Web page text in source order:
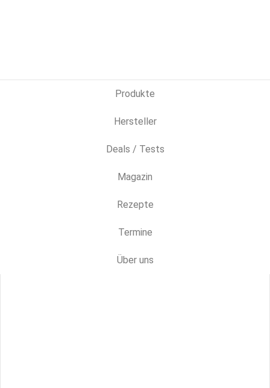
Produkte
Hersteller
Deals / Tests
Magazin
Rezepte
Termine
Über uns